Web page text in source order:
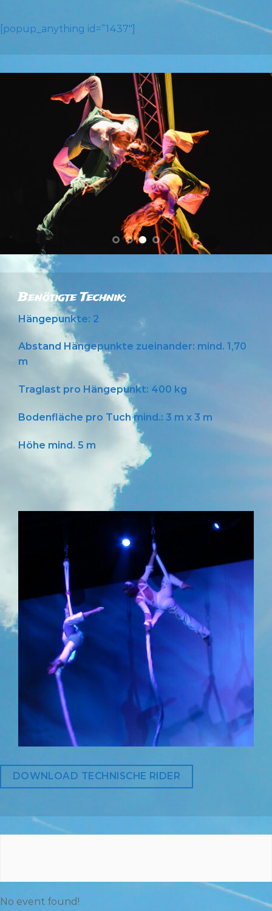
[popup_anything id=”1437″]
OLYMPUS DIGITAL CAMERA
Benötigte Technik:
Hängepunkte: 2
Abstand Hängepunkte zueinander: mind. 1,70
m
Traglast pro Hängepunkt: 400 kg
Bodenfläche pro Tuch mind.: 3 m x 3 m
DOWNLOAD TECHNISCHE RIDER
Nieuw Zicht heeft op nieuw subsidies
ontvangen. Deze keer van het NORMA fonds.